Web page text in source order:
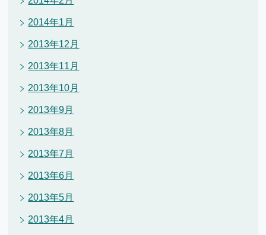
2014年1月
2013年12月
2013年11月
2013年10月
2013年9月
2013年8月
2013年7月
2013年6月
2013年5月
2013年4月